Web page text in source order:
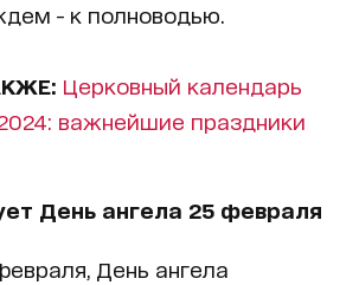
- к полноводью.
Церковный календарь
важнейшие праздники
День ангела 25 февраля
День ангела